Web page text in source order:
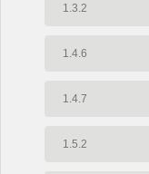
1.3.2
1.4.6
1.4.7
1.5.2